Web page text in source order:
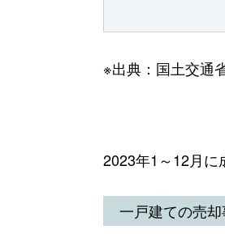
※出典：国土交通
2023年1～12月に
一戸建ての売